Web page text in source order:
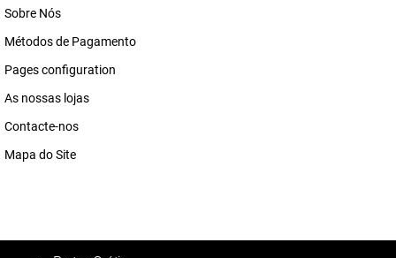
Sobre Nós
Métodos de Pagamento
Pages configuration
As nossas lojas
Contacte-nos
Mapa do Site